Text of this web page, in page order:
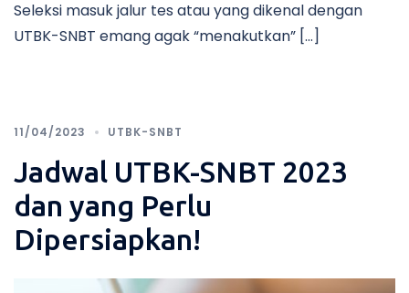
Seleksi masuk jalur tes atau yang dikenal dengan
UTBK-SNBT emang agak “menakutkan” […]
11/04/2023 UTBK-SNBT
Jadwal UTBK-SNBT 2023
dan yang Perlu
Dipersiapkan!